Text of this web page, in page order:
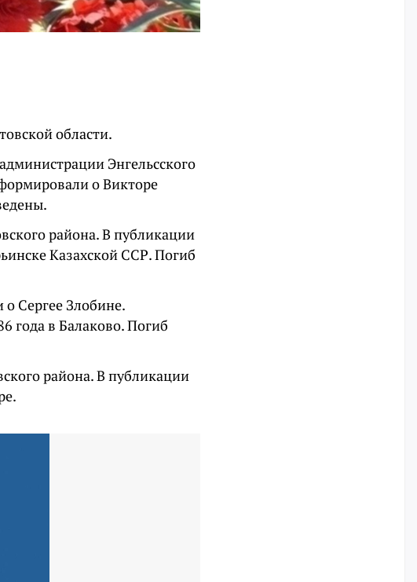
области.
Энгельсского
о Викторе
района. В публикации
Казахской ССР. Погиб
Сергее Злобине.
года в Балаково. Погиб
района. В публикации